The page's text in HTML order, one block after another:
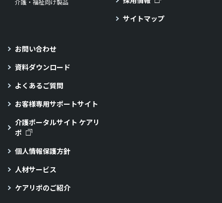
介護・福祉向け製品
サイトマップ
お問い合わせ
資料ダウンロード
よくあるご質問
お客様専用サポートサイト
介護ポータルサイト ケアリ
ポ
個人情報保護方針
人材サービス
ケアリポのご紹介